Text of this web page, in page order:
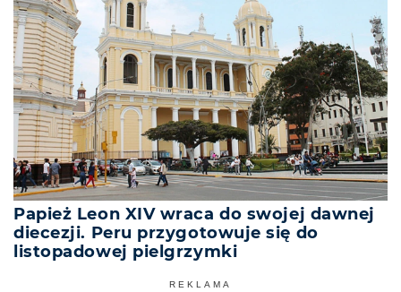
Papież Leon XIV wraca do swojej dawnej
diecezji. Peru przygotowuje się do
listopadowej pielgrzymki
REKLAMA